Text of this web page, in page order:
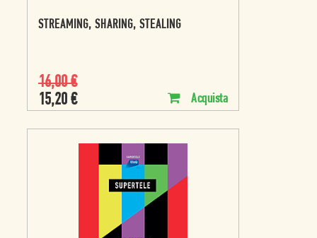
STREAMING, SHARING, STEALING
16,00€
15,20 € Acquista